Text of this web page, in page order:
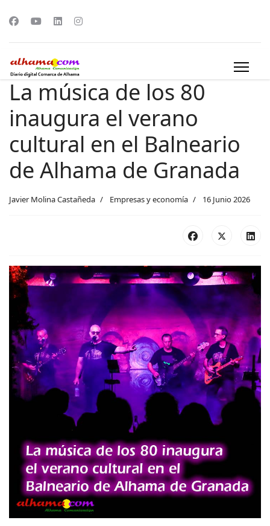
La música de los 80
inaugura el verano
cultural en el Balneario
de Alhama de Granada
Javier Molina Castañeda Empresas y economía 16 Junio 2026